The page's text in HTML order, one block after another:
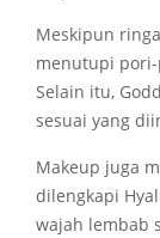
Meskipun
menutupi
Selain itu,
sesuai yang
Makeup juga
dilengkapi
wajah lembab